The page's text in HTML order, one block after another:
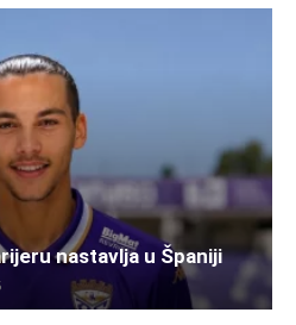
nastavlja u Španiji